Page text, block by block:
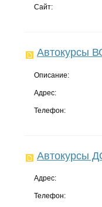
Сайт:
Автокурсы
Описание:
Адрес:
Телефон:
Автокурсы
Адрес:
Телефон: